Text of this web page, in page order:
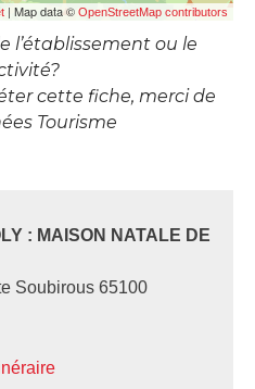
| Map data © OpenStreetMap contributors
l’établissement ou le
cette fiche, merci de
Tourisme
: MAISON NATALE DE
Soubirous 65100